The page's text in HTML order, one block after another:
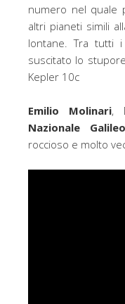
numero nel quale
altri pianeti simili
lontane. Tra tutti
suscitato lo
Kepler 10c
Emilio Molinari,
Nazionale Galileo
roccioso e molto